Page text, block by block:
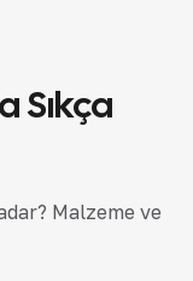
Sıkça
Malzeme ve